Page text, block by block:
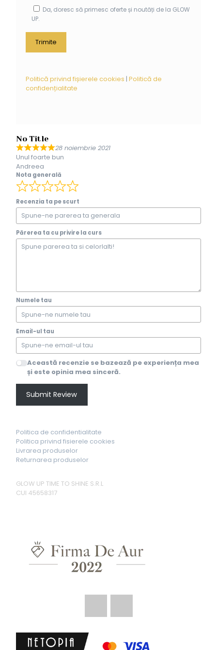
Da, doresc să primesc oferte și noutăți de la GLOW
UP.
Politică privind fișierele cookies | Politică de
confidențialitate
No Title
28 noiembrie 2021
Unul foarte bun
Andreea
Nota generală
Recenzia ta pe scurt
Părerea ta cu privire la curs
Numele tau
Email-ul tau
Această recenzie se bazează pe experiența mea
și este opinia mea sinceră.
Submit Review
Politica de confidentialitate
Politica privind fisierele cookies
Livrarea produselor
Returnarea produselor
GLOW UP TIME TO SHINE S.R.L
CUI 45658317